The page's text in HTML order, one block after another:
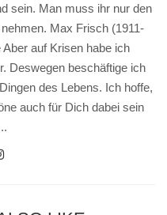
sein. Man muss ihr nur den
Max Frisch (1911-
auf Krisen habe ich
Deswegen beschäftige ich
des Lebens. Ich hoffe,
auch für Dich dabei sein